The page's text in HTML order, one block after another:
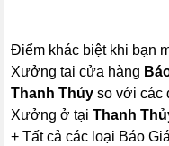
Điểm khác biệt khi bạn
Xưởng tại cửa hàng
Thanh Thủy so với các
Xưởng ở tạiThanh
+ Tất cả các loại Báo